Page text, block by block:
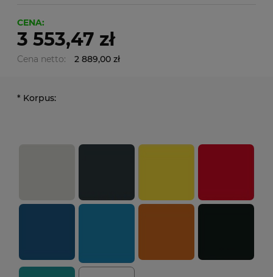
CENA:
3 553,47 zł
Cena netto: 2 889,00 zł
* Korpus: